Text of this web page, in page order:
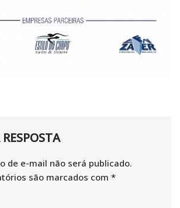
de e-mail não será publicado.
são marcados com *